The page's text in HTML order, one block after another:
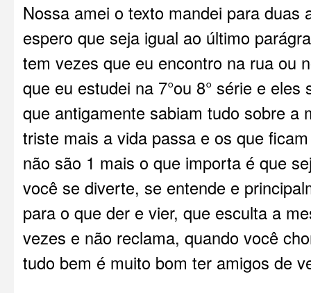
Nossa amei o texto mandei para duas
espero que seja igual ao último
tem vezes que eu encontro na rua ou
que eu estudei na 7°ou 8° série e
que antigamente sabiam tudo sobre a
triste mais a vida passa e os que
não são 1 mais o que importa é que
você se diverte, se entende e
para o que der e vier, que esculta a
vezes e não reclama, quando você
tudo bem é muito bom ter amigos de